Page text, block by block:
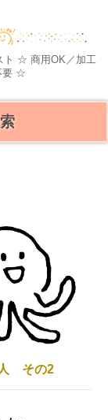
ト ☆ 商用OK／加工
要 ☆
その2